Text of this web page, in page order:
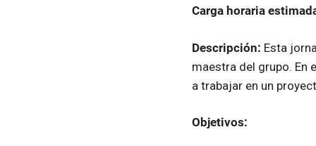
Carga horaria
Descripción: Esta
maestra del grupo. En
a trabajar en un
Objetivos: